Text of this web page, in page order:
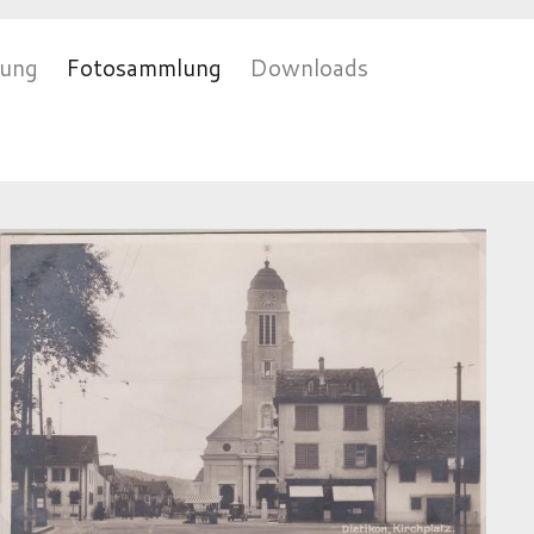
Fotosammlung
Downloads